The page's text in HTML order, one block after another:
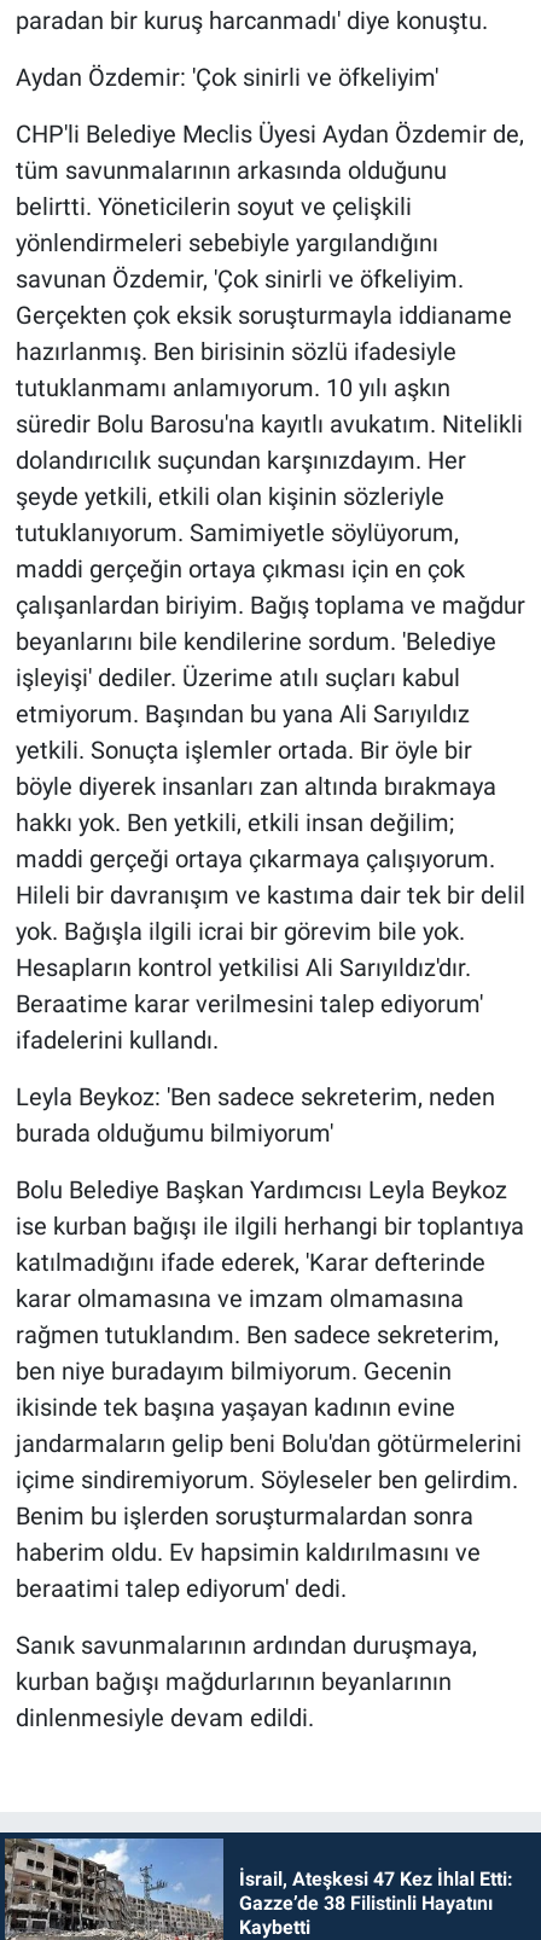
paradan bir kuruş harcanmadı' diye konuştu.
Aydan Özdemir: 'Çok sinirli ve öfkeliyim'
CHP'li Belediye Meclis Üyesi Aydan Özdemir de,
tüm savunmalarının arkasında olduğunu
belirtti. Yöneticilerin soyut ve çelişkili
yönlendirmeleri sebebiyle yargılandığını
savunan Özdemir, 'Çok sinirli ve öfkeliyim.
Gerçekten çok eksik soruşturmayla iddianame
hazırlanmış. Ben birisinin sözlü ifadesiyle
tutuklanmamı anlamıyorum. 10 yılı aşkın
süredir Bolu Barosu'na kayıtlı avukatım. Nitelikli
dolandırıcılık suçundan karşınızdayım. Her
şeyde yetkili, etkili olan kişinin sözleriyle
tutuklanıyorum. Samimiyetle söylüyorum,
maddi gerçeğin ortaya çıkması için en çok
çalışanlardan biriyim. Bağış toplama ve mağdur
beyanlarını bile kendilerine sordum. 'Belediye
işleyişi' dediler. Üzerime atılı suçları kabul
etmiyorum. Başından bu yana Ali Sarıyıldız
yetkili. Sonuçta işlemler ortada. Bir öyle bir
böyle diyerek insanları zan altında bırakmaya
hakkı yok. Ben yetkili, etkili insan değilim;
maddi gerçeği ortaya çıkarmaya çalışıyorum.
Hileli bir davranışım ve kastıma dair tek bir delil
yok. Bağışla ilgili icrai bir görevim bile yok.
Hesapların kontrol yetkilisi Ali Sarıyıldız'dır.
Beraatime karar verilmesini talep ediyorum'
ifadelerini kullandı.
Leyla Beykoz: 'Ben sadece sekreterim, neden
burada olduğumu bilmiyorum'
Bolu Belediye Başkan Yardımcısı Leyla Beykoz
ise kurban bağışı ile ilgili herhangi bir toplantıya
katılmadığını ifade ederek, 'Karar defterinde
karar olmamasına ve imzam olmamasına
rağmen tutuklandım. Ben sadece sekreterim,
ben niye buradayım bilmiyorum. Gecenin
ikisinde tek başına yaşayan kadının evine
jandarmaların gelip beni Bolu'dan götürmelerini
içime sindiremiyorum. Söyleseler ben gelirdim.
Benim bu işlerden soruşturmalardan sonra
haberim oldu. Ev hapsimin kaldırılmasını ve
beraatimi talep ediyorum' dedi.
Sanık savunmalarının ardından duruşmaya,
kurban bağışı mağdurlarının beyanlarının
dinlenmesiyle devam edildi.
İsrail, Ateşkesi 47 Kez İhlal Etti:
Gazze’de 38 Filistinli Hayatını
Kaybetti